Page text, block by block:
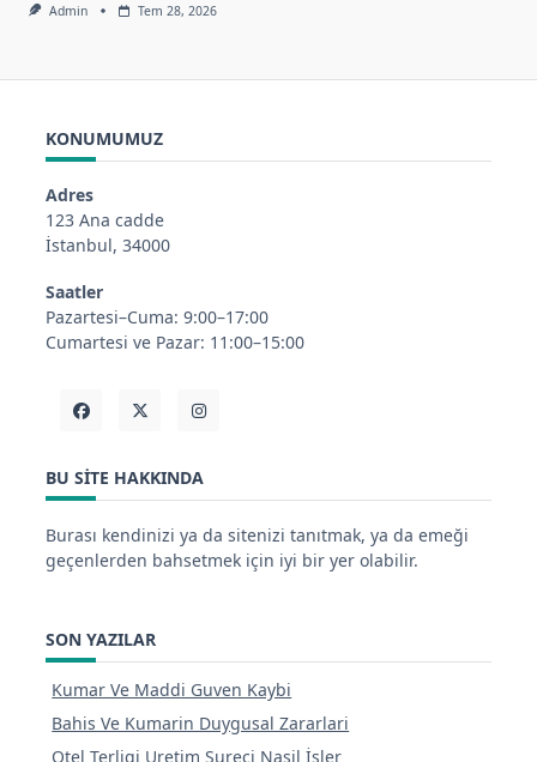
Admin Tem 28, 2026
KONUMUMUZ
Adres
123 Ana cadde
İstanbul, 34000
Saatler
Pazartesi–Cuma: 9:00–17:00
Cumartesi ve Pazar: 11:00–15:00
BU SITE HAKKINDA
Burası kendinizi ya da sitenizi tanıtmak, ya da emeği
geçenlerden bahsetmek için iyi bir yer olabilir.
SON YAZILAR
Kumar Ve Maddi Guven Kaybi
Bahis Ve Kumarin Duygusal Zararlari
Otel Terligi Uretim Sureci Nasil İsler